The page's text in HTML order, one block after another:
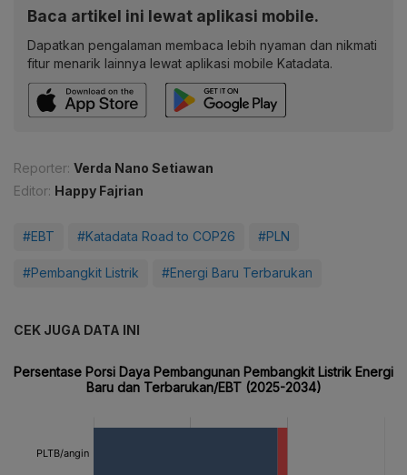
Baca artikel ini lewat aplikasi mobile.
Dapatkan pengalaman membaca lebih nyaman dan nikmati
fitur menarik lainnya lewat aplikasi mobile Katadata.
Reporter: Verda Nano Setiawan
Editor: Happy Fajrian
#EBT #Katadata Road to COP26 #PLN
#Pembangkit Listrik #Energi Baru Terbarukan
CEK JUGA DATA INI